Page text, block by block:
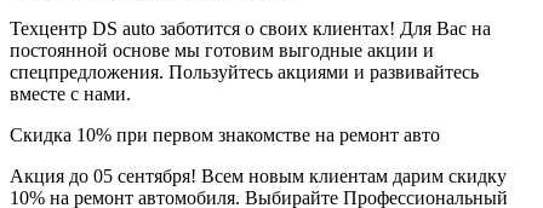
Техцентр DS auto заботится о своих клиентах! Для Вас на
постоянной основе мы готовим выгодные акции и
спецпредложения. Пользуйтесь акциями и развивайтесь
вместе с нами.
Скидка 10% при первом знакомстве на ремонт авто
Акция до 05 сентября! Всем новым клиентам дарим скидку
10% на ремонт автомобиля. Выбирайте Профессиональный